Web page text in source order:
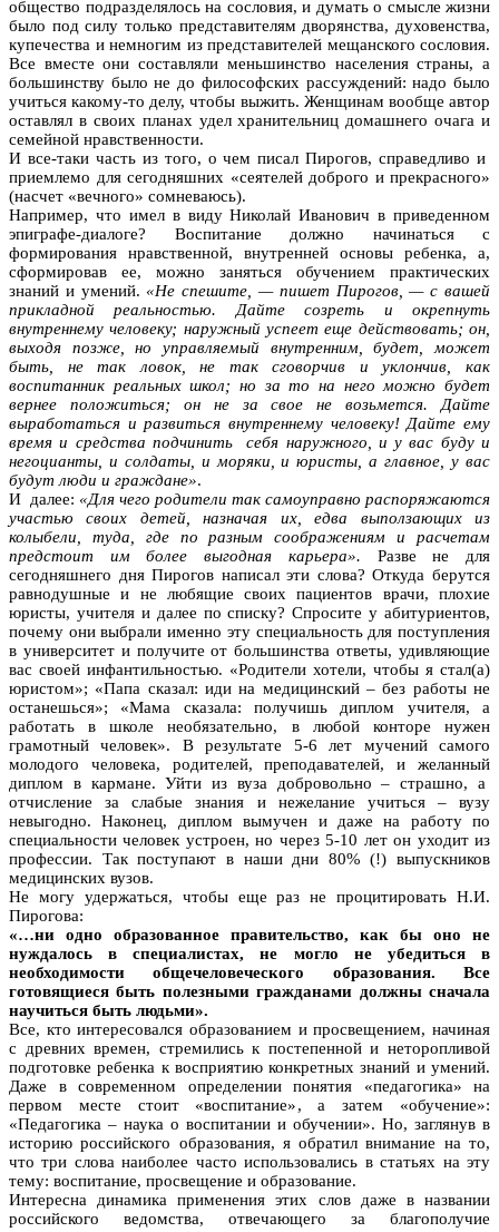
общество подразделялось на сословия, и думать о смысле жизни
было под силу только представителям дворянства, духовенства,
купечества и немногим из представителей мещанского сословия.
Все вместе они составляли меньшинство населения страны, а
большинству было не до философских рассуждений: надо было
учиться какому-то делу, чтобы выжить. Женщинам вообще автор
оставлял в своих планах удел хранительниц домашнего очага и
семейной нравственности.
И все-таки часть из того, о чем писал Пирогов, справедливо и
приемлемо для сегодняшних «сеятелей доброго и прекрасного»
(насчет «вечного» сомневаюсь).
Например, что имел в виду Николай Иванович в приведенном
эпиграфе-диалоге? Воспитание должно начинаться с
формирования нравственной, внутренней основы ребенка, а,
сформировав ее, можно заняться обучением практических
знаний и умений.«Не спешите, — пишет Пирогов, — с вашей
прикладной реальностью. Дайте созреть и окрепнуть
внутреннему человеку; наружный успеет еще действовать; он,
выходя позже, но управляемый внутренним, будет, может
быть, не так ловок, не так сговорчив и уклончив, как
воспитанник реальных школ; но за то на него можно будет
вернее положиться; он не за свое не возьмется. Дайте
выработаться и развиться внутреннему человеку! Дайте ему
время и средства подчинить себя наружного, и у вас буду и
негоцианты, и солдаты, и моряки, и юристы, а главное, у вас
будут люди и граждане».
И далее: «Для чего родители так самоуправно распоряжаются
участью своих детей, назначая их, едва выползающих из
колыбели, туда, где по разным соображениям и расчетам
предстоит им более выгодная карьера». Разве не для
сегодняшнего дня Пирогов написал эти слова? Откуда берутся
равнодушные и не любящие своих пациентов врачи, плохие
юристы, учителя и далее по списку? Спросите у абитуриентов,
почему они выбрали именно эту специальность для поступления
в университет и получите от большинства ответы, удивляющие
вас своей инфантильностью. «Родители хотели, чтобы я стал(а)
юристом»; «Папа сказал: иди на медицинский – без работы не
останешься»; «Мама сказала: получишь диплом учителя, а
работать в школе необязательно, в любой конторе нужен
грамотный человек». В результате 5-6 лет мучений самого
молодого человека, родителей, преподавателей, и желанный
диплом в кармане. Уйти из вуза добровольно – страшно, а
отчисление за слабые знания и нежелание учиться – вузу
невыгодно. Наконец, диплом вымучен и даже на работу по
специальности человек устроен, но через 5-10 лет он уходит из
профессии. Так поступают в наши дни 80% (!) выпускников
медицинских вузов.
Не могу удержаться, чтобы еще раз не процитировать Н.И.
Пирогова:
«…ни одно образованное правительство, как бы оно не
нуждалось в специалистах, не могло не убедиться в
необходимости общечеловеческого образования. Все
готовящиеся быть полезными гражданами должны сначала
научиться быть людьми».
Все, кто интересовался образованием и просвещением, начиная
с древних времен, стремились к постепенной и неторопливой
подготовке ребенка к восприятию конкретных знаний и умений.
Даже в современном определении понятия «педагогика» на
первом месте стоит «воспитание», а затем «обучение»:
«Педагогика – наука о воспитании и обучении». Но, заглянув в
историю российского образования, я обратил внимание на то,
что три слова наиболее часто использовались в статьях на эту
тему: воспитание, просвещение и образование.
Интересна динамика применения этих слов даже в названии
российского ведомства, отвечающего за благополучие